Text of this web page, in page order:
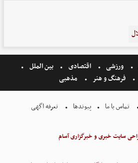
ورزشی اقتصادی
بین الملل
فرهنگ و هنر مذهبی
تماس با ما پیوندها تعرفه اگهی
سایت خبری و خبرگزاری آسام